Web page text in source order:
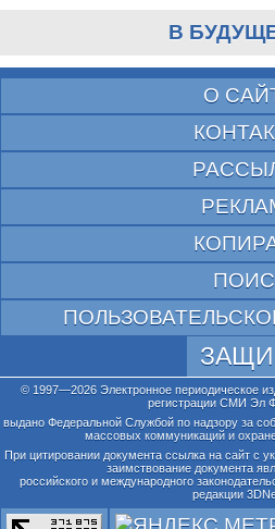
В
О
© 1997—2026 Электронное периодическое
регистрации СМИ Эл
выдано Федеральной Службой по надзору за
массовых коммуникаций и
При цитировании документа ссылка на сайт с
заимствование документа
российского и международного
редакции